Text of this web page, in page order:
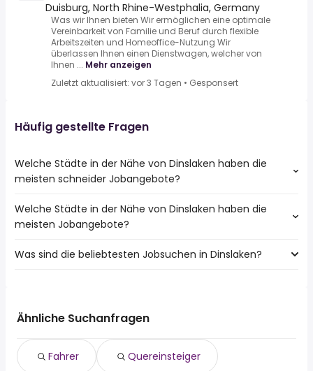
Duisburg, North Rhine-Westphalia, Germany
Was wir Ihnen bieten Wir ermöglichen eine optimale
Vereinbarkeit von Familie und Beruf durch flexible
Arbeitszeiten und Homeoffice-Nutzung Wir
überlassen Ihnen einen Dienstwagen, welcher von
Ihnen ... Mehr anzeigen
Zuletzt aktualisiert: vor 3 Tagen • Gesponsert
Häufig gestellte Fragen
Welche Städte in der Nähe von Dinslaken haben die
meisten schneider Jobangebote?
Städte in der Nähe von Dinslaken mit den meisten
schneider Jobs:
Duisburg
Welche Städte in der Nähe von Dinslaken haben die
meisten Jobangebote?
10 Städte in der Nähe von Dinslaken mit den meisten
Gelsenkirchen
Mülheim An Der Ruhr
Was sind die beliebtesten Jobsuchen in Dinslaken?
quereinsteiger
520 euro
Ähnliche Suchanfragen
Fahrer Quereinsteiger